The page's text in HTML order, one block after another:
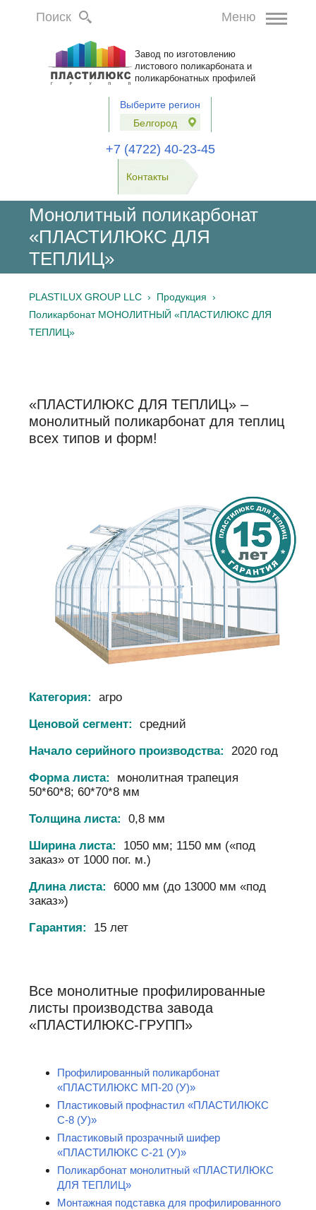
Меню
Поиск
Завод по изготовлению
листового поликарбоната и
поликарбонатных профилей
Выберите регион
Белгород
+7 (4722) 40-23-45
Контакты
Монолитный поликарбонат
«ПЛАСТИЛЮКС ДЛЯ
ТЕПЛИЦ»
PLASTILUX GROUP LLC ›
Продукция ›
Поликарбонат МОНОЛИТНЫЙ «ПЛАСТИЛЮКС ДЛЯ
ТЕПЛИЦ»
«ПЛАСТИЛЮКС ДЛЯ ТЕПЛИЦ» –
монолитный поликарбонат для теплиц
всех типов и форм!
Категория:
агро
Ценовой сегмент:
средний
Начало серийного производства:
2020 год
Форма листа:
монолитная трапеция
50*60*8; 60*70*8 мм
Толщина листа:
0,8 мм
Ширина листа:
1050 мм; 1150 мм («под
заказ» от 1000 пог. м.)
Длина листа:
6000 мм (до 13000 мм «под
заказ»)
Гарантия:
15 лет
Все монолитные профилированные
листы производства завода
«ПЛАСТИЛЮКС-ГРУПП»
Профилированный поликарбонат
«ПЛАСТИЛЮКС МП-20 (У)»
Пластиковый профнастил «ПЛАСТИЛЮКС
С-8 (У)»
Пластиковый прозрачный шифер
«ПЛАСТИЛЮКС С-21 (У)»
Поликарбонат монолитный «ПЛАСТИЛЮКС
ДЛЯ ТЕПЛИЦ»
Монтажная подставка для профилированного